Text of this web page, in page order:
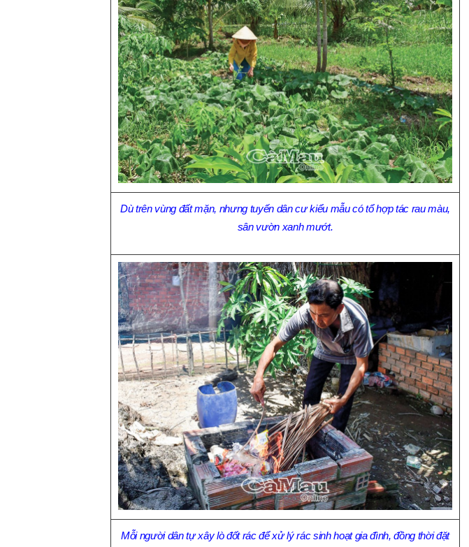
Dù trên vùng đất mặn, nhưng tuyến dân cư kiểu mẫu có tổ hợp tác rau màu,
sân vườn xanh mướt.
Mỗi người dân tự xây lò đốt rác để xử lý rác sinh hoạt gia đình, đồng thời đặt